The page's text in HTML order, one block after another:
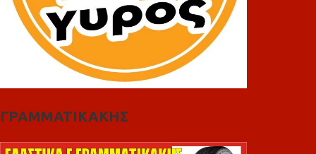
ΓΡΑΜΜΑΤΙΚΑΚΗΣ